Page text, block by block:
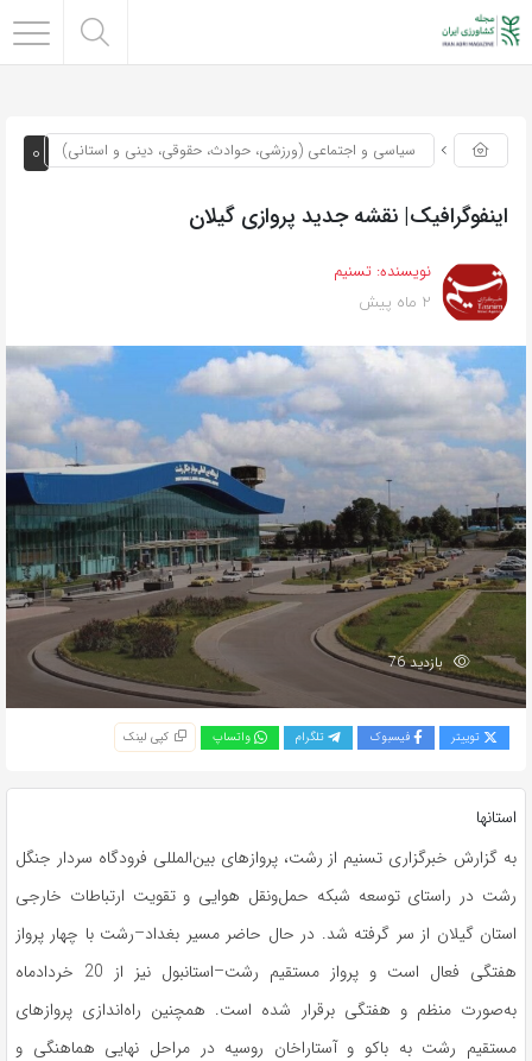
0 سیاسی و اجتماعی (ورزشی، حوادث، حقوقی، دینی و استانی)
اینفوگرافیک| نقشه جدید پروازی گیلان
نویسنده: تسنیم
2 ماه پیش
بازدید 76
توییتر فیسبوک تلگرام واتساپ کپی لینک
استانها
به گزارش خبرگزاری تسنیم از رشت، پروازهای بین‌المللی فرودگاه سردار جنگل
رشت در راستای توسعه شبکه حمل‌ونقل هوایی و تقویت ارتباطات خارجی
استان گیلان از سر گرفته شد. در حال حاضر مسیر بغداد–رشت با چهار پرواز
هفتگی فعال است و پرواز مستقیم رشت–استانبول نیز از 20 خردادماه
به‌صورت منظم و هفتگی برقرار شده است. همچنین راه‌اندازی پروازهای
مستقیم رشت به باکو و آستاراخان روسیه در مراحل نهایی هماهنگی و